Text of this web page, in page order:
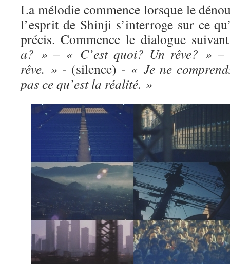
La mélodie commence lorsque le
l’esprit de Shinji s’interroge sur ce
précis. Commence le dialogue
a? » – « C’est quoi? Un rêve? »
rêve. » - (silence) - « Je ne
pas ce qu’est la réalité. »